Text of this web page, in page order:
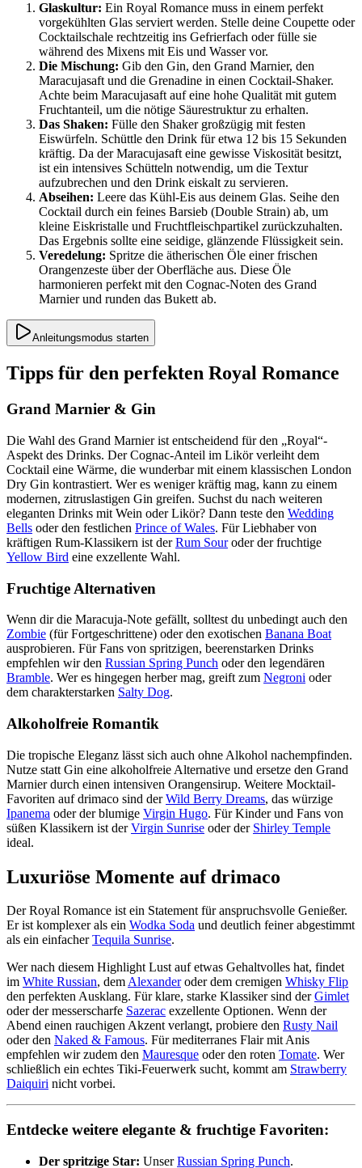
Glaskultur: Ein Royal Romance muss in einem perfekt
vorgekühlten Glas serviert werden. Stelle deine Coupette oder
Cocktailschale rechtzeitig ins Gefrierfach oder fülle sie
während des Mixens mit Eis und Wasser vor.
Die Mischung: Gib den Gin, den Grand Marnier, den
Maracujasaft und die Grenadine in einen Cocktail-Shaker.
Achte beim Maracujasaft auf eine hohe Qualität mit gutem
Fruchtanteil, um die nötige Säurestruktur zu erhalten.
Das Shaken: Fülle den Shaker großzügig mit festen
Eiswürfeln. Schüttle den Drink für etwa 12 bis 15 Sekunden
kräftig. Da der Maracujasaft eine gewisse Viskosität besitzt,
ist ein intensives Schütteln notwendig, um die Textur
aufzubrechen und den Drink eiskalt zu servieren.
Abseihen: Leere das Kühl-Eis aus deinem Glas. Seihe den
Cocktail durch ein feines Barsieb (Double Strain) ab, um
kleine Eiskristalle und Fruchtfleischpartikel zurückzuhalten.
Das Ergebnis sollte eine seidige, glänzende Flüssigkeit sein.
Veredelung: Spritze die ätherischen Öle einer frischen
Orangenzeste über der Oberfläche aus. Diese Öle
harmonieren perfekt mit den Cognac-Noten des Grand
Marnier und runden das Bukett ab.
Anleitungsmodus starten
Tipps für den perfekten Royal Romance
Grand Marnier & Gin
Die Wahl des Grand Marnier ist entscheidend für den „Royal“-
Aspekt des Drinks. Der Cognac-Anteil im Likör verleiht dem
Cocktail eine Wärme, die wunderbar mit einem klassischen London
Dry Gin kontrastiert. Wer es weniger kräftig mag, kann zu einem
modernen, zitruslastigen Gin greifen. Suchst du nach weiteren
eleganten Drinks mit Wein oder Likör? Dann teste den Wedding
Bells oder den festlichen Prince of Wales. Für Liebhaber von
kräftigen Rum-Klassikern ist derRum Souroder der fruchtige
Yellow Bird eine exzellente Wahl.
Fruchtige Alternativen
Wenn dir die Maracuja-Note gefällt, solltest du unbedingt auch den
Zombie (für Fortgeschrittene) oder den exotischen Banana Boat
ausprobieren. Für Fans von spritzigen, beerenstarken Drinks
empfehlen wir den Russian Spring Punch oder den legendären
Bramble. Wer es hingegen herber mag, greift zum Negroni oder
dem charakterstarken Salty Dog.
Alkoholfreie Romantik
Die tropische Eleganz lässt sich auch ohne Alkohol nachempfinden.
Nutze statt Gin eine alkoholfreie Alternative und ersetze den Grand
Marnier durch einen intensiven Orangensirup. Weitere Mocktail-
Favoriten auf drimaco sind derWild Berry Dreams, das würzige
Ipanema oder der blumige Virgin Hugo. Für Kinder und Fans von
süßen Klassikern ist derVirgin Sunrise oder der Shirley Temple
ideal.
Luxuriöse Momente auf drimaco
Der Royal Romance ist ein Statement für anspruchsvolle Genießer.
Er ist komplexer als ein Wodka Soda und deutlich feiner abgestimmt
als ein einfacherTequila Sunrise.
Wer nach diesem Highlight Lust auf etwas Gehaltvolles hat, findet
im White Russian, demAlexanderoder dem cremigen Whisky Flip
den perfekten Ausklang. Für klare, starke Klassiker sind derGimlet
oder der messerscharfe Sazerac exzellente Optionen. Wenn der
Abend einen rauchigen Akzent verlangt, probiere den Rusty Nail
oder den Naked & Famous. Für mediterranes Flair mit Anis
empfehlen wir zudem den Mauresque oder den roten Tomate. Wer
schließlich ein echtes Tiki-Feuerwerk sucht, kommt am Strawberry
Daiquiri nicht vorbei.
Entdecke weitere elegante & fruchtige Favoriten:
Der spritzige Star: UnserRussian Spring Punch.